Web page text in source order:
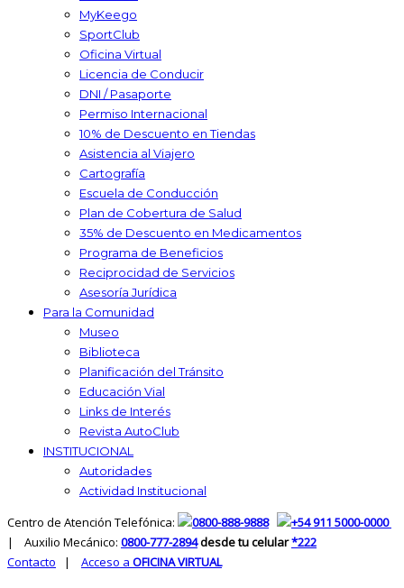
MyKeego
SportClub
Oficina Virtual
Licencia de Conducir
DNI / Pasaporte
Permiso Internacional
10% de Descuento en Tiendas
Asistencia al Viajero
Cartografía
Escuela de Conducción
Plan de Cobertura de Salud
35% de Descuento en Medicamentos
Programa de Beneficios
Reciprocidad de Servicios
Asesoría Jurídica
Para la Comunidad
Museo
Biblioteca
Planificación del Tránsito
Educación Vial
Links de Interés
Revista AutoClub
INSTITUCIONAL
Autoridades
Actividad Institucional
Centro de Atención Telefónica: 0800-888-9888
+54 911 5000-0000
| Auxilio Mecánico: 0800-777-2894desde tu celular*222
Contacto | Acceso a OFICINA VIRTUAL